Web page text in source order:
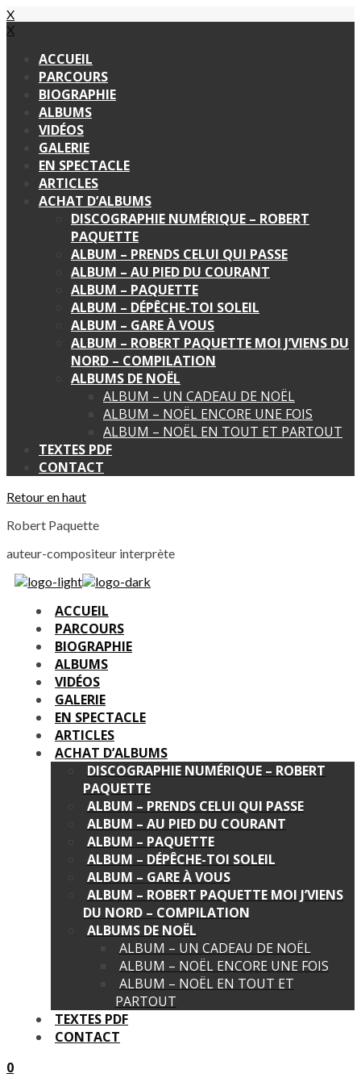
X
X
ACCUEIL
PARCOURS
BIOGRAPHIE
ALBUMS
VIDÉOS
GALERIE
EN SPECTACLE
ARTICLES
ACHAT D’ALBUMS
DISCOGRAPHIE NUMÉRIQUE – ROBERT
PAQUETTE
ALBUM – PRENDS CELUI QUI PASSE
ALBUM – AU PIED DU COURANT
ALBUM – PAQUETTE
ALBUM – DÉPÊCHE-TOI SOLEIL
ALBUM – GARE À VOUS
ALBUM – ROBERT PAQUETTE MOI J’VIENS DU
NORD – COMPILATION
ALBUMS DE NOËL
ALBUM – UN CADEAU DE NOËL
ALBUM – NOËL ENCORE UNE FOIS
ALBUM – NOËL EN TOUT ET PARTOUT
TEXTES PDF
CONTACT
Retour en haut
Robert Paquette
auteur-compositeur interprète
ACCUEIL
PARCOURS
BIOGRAPHIE
ALBUMS
VIDÉOS
GALERIE
EN SPECTACLE
ARTICLES
ACHAT D’ALBUMS
DISCOGRAPHIE NUMÉRIQUE – ROBERT
PAQUETTE
ALBUM – PRENDS CELUI QUI PASSE
ALBUM – AU PIED DU COURANT
ALBUM – PAQUETTE
ALBUM – DÉPÊCHE-TOI SOLEIL
ALBUM – GARE À VOUS
ALBUM – ROBERT PAQUETTE MOI J’VIENS
DU NORD – COMPILATION
ALBUMS DE NOËL
ALBUM – UN CADEAU DE NOËL
ALBUM – NOËL ENCORE UNE FOIS
ALBUM – NOËL EN TOUT ET
PARTOUT
TEXTES PDF
CONTACT
0